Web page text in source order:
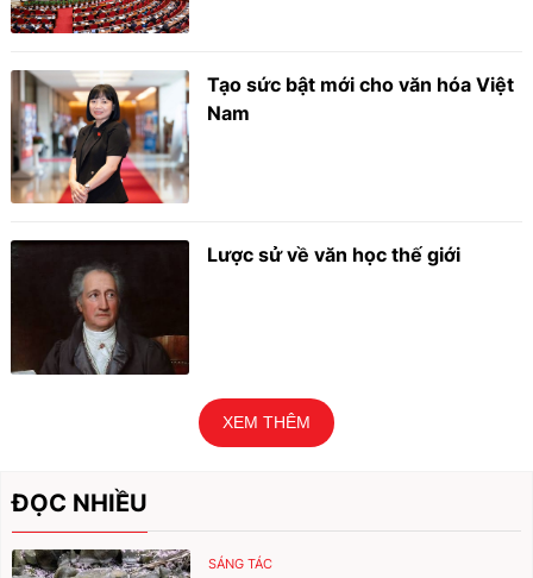
Tạo sức bật mới cho văn hóa Việt
Nam
Lược sử về văn học thế giới
XEM THÊM
ĐỌC NHIỀU
SÁNG TÁC